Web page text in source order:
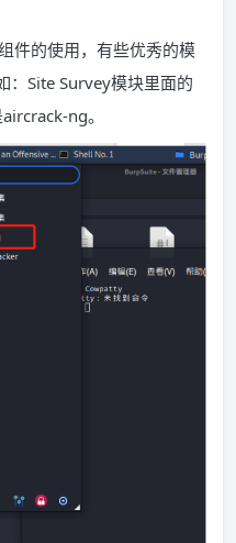
件的使用，有些优秀的模
Site Survey模块里面的
aircrack-ng。